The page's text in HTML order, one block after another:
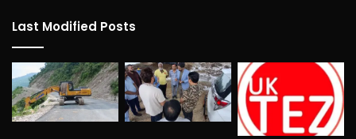
Last Modified Posts